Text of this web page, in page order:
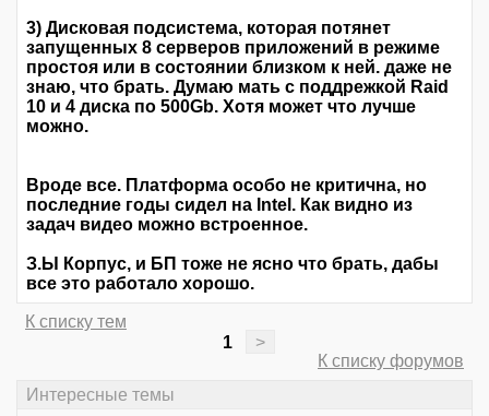
3) Дисковая подсистема, которая потянет
запущенных 8 серверов приложений в режиме
простоя или в состоянии близком к ней. даже не
знаю, что брать. Думаю мать с поддрежкой Raid
10 и 4 диска по 500Gb. Хотя может что лучше
можно.
Вроде все. Платформа особо не критична, но
последние годы сидел на Intel. Как видно из
задач видео можно встроенное.
З.Ы Корпус, и БП тоже не ясно что брать, дабы
все это работало хорошо.
К списку тем
1
>
К списку форумов
Интересные темы